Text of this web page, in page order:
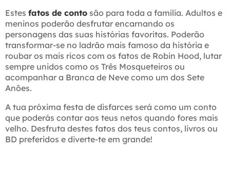
Estes fatos de conto são para toda a família. Adultos e
meninos poderão desfrutar encarnando os
personagens das suas histórias favoritas. Poderão
transformar-se no ladrão mais famoso da história e
roubar os mais ricos com os fatos de Robin Hood, lutar
sempre unidos como os Três Mosqueteiros ou
acompanhar a Branca de Neve como um dos Sete
Anões.
A tua próxima festa de disfarces será como um conto
que poderás contar aos teus netos quando fores mais
velho. Desfruta destes fatos dos teus contos, livros ou
BD preferidos e diverte-te em grande!